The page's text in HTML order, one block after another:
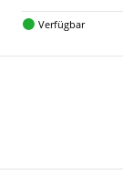
Verfügbar